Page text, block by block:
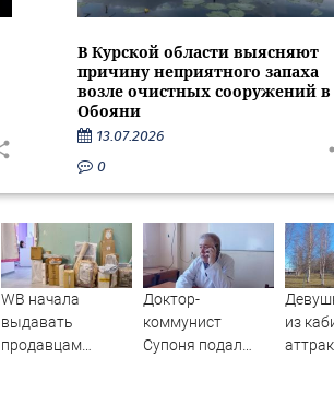
В Курской области выясняют
причину неприятного запаха
возле очистных сооружений в
Обояни
13.07.2026
0
WB начала
выдавать
продавцам
Доктор-
коммунист
Супоня подал
из